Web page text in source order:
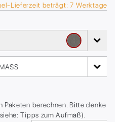
Lieferzeit beträgt: 7 Werktage
berechnen. Bitte denke
Tipps zum Aufmaß).